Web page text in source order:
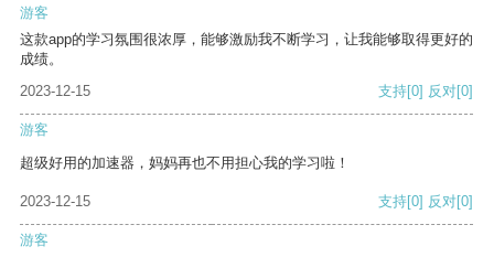
游客
这款app的学习氛围很浓厚，能够激励我不断学习，让我能够取得更好的
成绩。
2023-12-15
支持[0] 反对[0]
游客
超级好用的加速器，妈妈再也不用担心我的学习啦！
2023-12-15 支持[0] 反对[0]
游客